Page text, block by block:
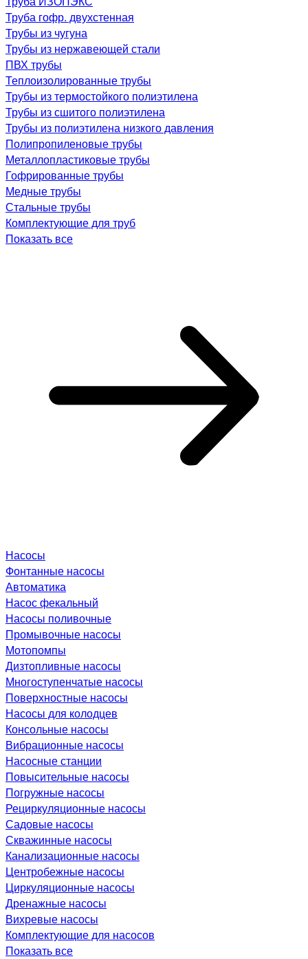
Труба гофр. двухстенная
Трубы из чугуна
Трубы из нержавеющей стали
ПВХ трубы
Теплоизолированные трубы
Трубы из термостойкого полиэтилена
Трубы из сшитого полиэтилена
Трубы из полиэтилена низкого давления
Полипропиленовые трубы
Металлопластиковые трубы
Гофрированные трубы
Медные трубы
Стальные трубы
Комплектующие для труб
Показать все
Насосы
Фонтанные насосы
Автоматика
Насос фекальный
Насосы поливочные
Промывочные насосы
Мотопомпы
Дизтопливные насосы
Многоступенчатые насосы
Поверхностные насосы
Насосы для колодцев
Консольные насосы
Вибрационные насосы
Насосные станции
Повысительные насосы
Погружные насосы
Рециркуляционные насосы
Садовые насосы
Скважинные насосы
Канализационные насосы
Центробежные насосы
Циркуляционные насосы
Дренажные насосы
Вихревые насосы
Комплектующие для насосов
Показать все